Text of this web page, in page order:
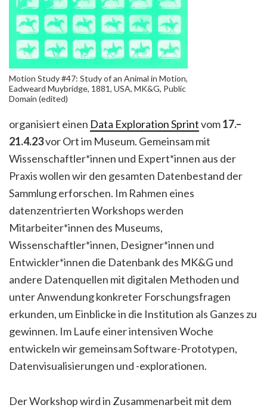
Motion Study #47: Study of an Animal in Motion,
Eadweard Muybridge, 1881, USA, MK&G, Public
Domain (edited)
organisiert einen Data Exploration Sprintvom17.–
21.4.23vor Ort im Museum. Gemeinsam mit
Wissenschaftler*innen und Expert*innen aus der
Praxis wollen wir den gesamten Datenbestand der
Sammlung erforschen. Im Rahmen eines
datenzentrierten Workshops werden
Mitarbeiter*innen des Museums,
Wissenschaftler*innen, Designer*innen und
Entwickler*innen die Datenbank des MK&G und
andere Datenquellen mit digitalen Methoden und
unter Anwendung konkreter Forschungsfragen
erkunden, um Einblicke in die Institution als Ganzes zu
gewinnen. Im Laufe einer intensiven Woche
entwickeln wir gemeinsam Software-Prototypen,
Datenvisualisierungen und -explorationen.
Der Workshop wird in Zusammenarbeit mit dem